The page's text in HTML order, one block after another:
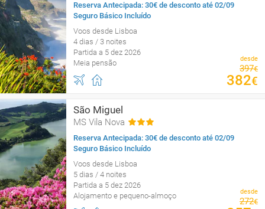
Reserva Antecipada: 30€ de desconto até 02/09
Seguro Básico Incluído
Voos desde Lisboa
4 dias / 3 noites
Partida a 5 dez 2026
Meia pensão
desde
397€
382€
São Miguel
MS Vila Nova
Reserva Antecipada: 30€ de desconto até 02/09
Seguro Básico Incluído
Voos desde Lisboa
5 dias / 4 noites
Partida a 5 dez 2026
Alojamento e pequeno-almoço
desde
272€